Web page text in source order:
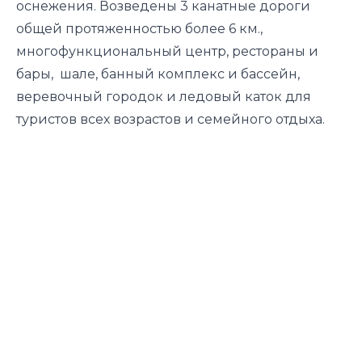
оснежения. Возведены 3 канатные дороги
общей протяженностью более 6 км.,
многофункциональный центр, рестораны и
бары, шале, банный комплекс и бассейн,
веревочный городок и ледовый каток для
туристов всех возрастов и семейного отдыха.